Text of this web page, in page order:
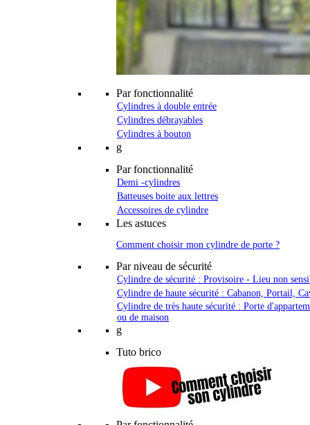
Par fonctionnalité
Cylindres à double entrée
Cylindres débrayables
Cylindres à bouton
g
Par fonctionnalité
Demi -cylindres
Batteuses boite aux lettres
Accessoires de cylindre
Les astuces
Comment choisir mon cylindre de porte ?
Par niveau de sécurité
Cylindre de sécurité : Provisoire - Lieu non
Cylindre de haute sécurité : Cabanon, Portail,
Cylindre de très haute sécurité : Porte
ou de maison
g
Tuto brico